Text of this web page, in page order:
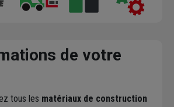
de votre
tous les matériaux de construction